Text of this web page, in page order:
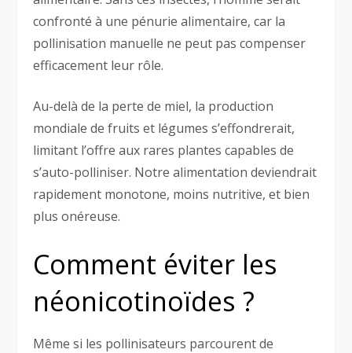
confronté à une pénurie alimentaire, car la
pollinisation manuelle ne peut pas compenser
efficacement leur rôle.
Au-delà de la perte de miel, la production
mondiale de fruits et légumes s’effondrerait,
limitant l’offre aux rares plantes capables de
s’auto-polliniser. Notre alimentation deviendrait
rapidement monotone, moins nutritive, et bien
plus onéreuse.
Comment éviter les
néonicotinoïdes ?
Même si les pollinisateurs parcourent de